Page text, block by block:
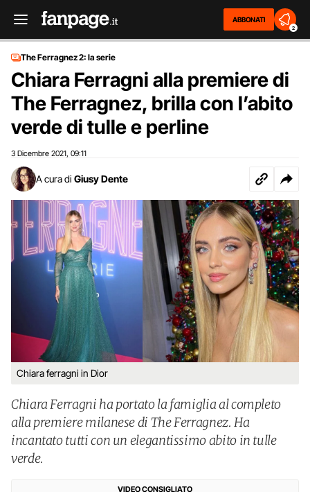
ABBONATI
2
The Ferragnez 2: la serie
Chiara Ferragni alla premiere di
The Ferragnez, brilla con l’abito
verde di tulle e perline
3 Dicembre 2021 09:11
A cura di Giusy Dente
Chiara ferragni in Dior
Chiara Ferragni ha portato la famiglia al completo
alla premiere milanese di The Ferragnez. Ha
incantato tutti con un elegantissimo abito in tulle
verde.
VIDEO CONSIGLIATO